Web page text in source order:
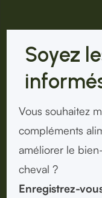
Soyez
Vous souhaitez
compléments
améliorer le
cheval ?
Enregistrez-